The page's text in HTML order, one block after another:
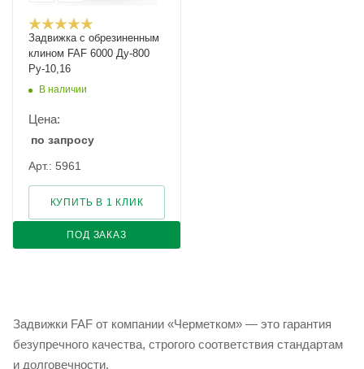
Задвижка с обрезиненным
клином FAF 6000 Ду-800
Ру-10,16
В наличии
Цена:
по запросу
Арт.: 5961
ПОД ЗАКАЗ
КУПИТЬ В 1 КЛИК
Задвижки FAF от компании «Черметком» — это гарантия
безупречного качества, строгого соответствия стандартам
и долговечности.